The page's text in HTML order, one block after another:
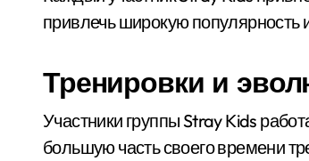
привлечь широкую популярность
Тренировки и
Участники группы Stray Kids
большую часть своего времени